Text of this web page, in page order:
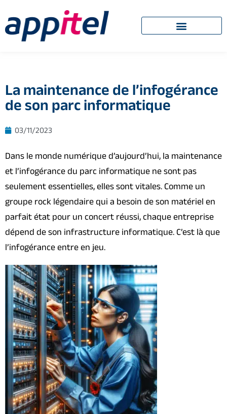
La maintenance de l’infogérance
de son parc informatique
03/11/2023
Dans le monde numérique d’aujourd’hui, la maintenance
et l’infogérance du parc informatique ne sont pas
seulement essentielles, elles sont vitales. Comme un
groupe rock légendaire qui a besoin de son matériel en
parfait état pour un concert réussi, chaque entreprise
dépend de son infrastructure informatique. C’est là que
l’infogérance entre en jeu.